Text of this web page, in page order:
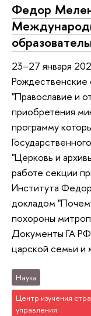
Федор
23–27 января
Рождественские
"Православие и
приобретения
программу
"Церковь и
работе секции
Института
докладом
похороны
Документы ГА РФ
царской семьи и
Наука
Центр изучения
управления